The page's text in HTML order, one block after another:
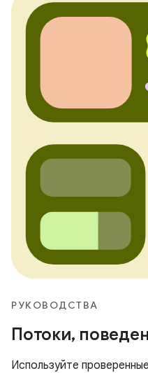
РУКОВОДСТВА
Потоки,
Используйте